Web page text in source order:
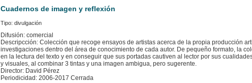
Cuadernos de imagen y reflexión
Tipo: divulgación
Difusión: comercial
Descripcción: Colección que recoge ensayos de artistas acerca de la propia producción
investigaciones dentro del área de conocimiento de cada autor. De pequeño formato, la
en la lectura del texto y en conseguir que sus portadas cautiven al lector por sus
y visuales, al combinar 3 tintas y una imagen ambigua, pero sugerente.
Director: David Pérez
Periodicidad: 2006-2017 Cerrada